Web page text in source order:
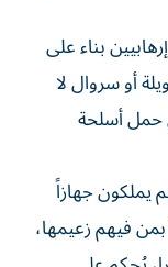
بناء على
أو سروال لا
حمل أسلحة
يملكون جهازاً
فيهم زعيمها،